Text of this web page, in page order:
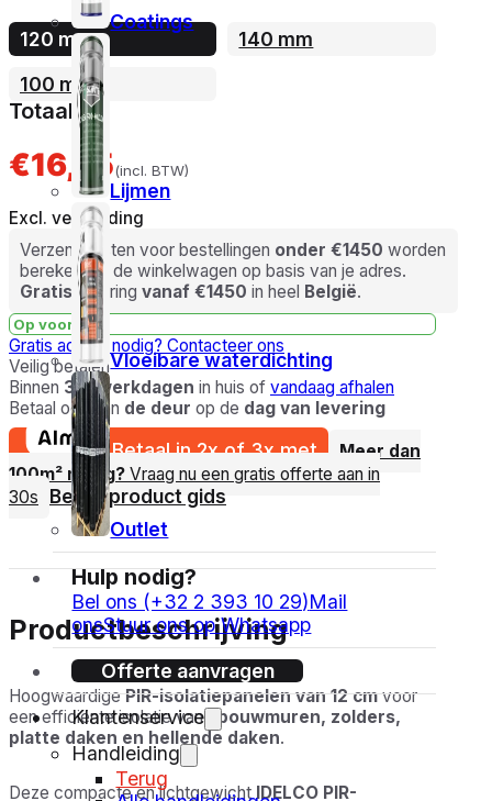
Coatings
Lijmen
Vloeibare waterdichting
Outlet
Hulp nodig?
Bel ons (+32 2 393 10 29)Mail
onsStuur ons op Whatsapp
Offerte aanvragen
Klantenservice
Handleiding
Terug
120 mm
140 mm
100 mm
Totaal
€16,75(incl. BTW)
Excl. verzending
Verzendkosten voor bestellingen onder €1450 worden
berekend in de winkelwagen op basis van je adres.
Gratis levering vanaf €1450 in heel België.
Op voorraad
Gratis advies nodig? Contacteer ons
Veilig betalen
Binnen 3-5 werkdagen in huis of vandaag afhalen
Betaal ook aan de deur op de dag van levering
Betaal in 2x of 3x met
Meer dan
100m² nodig? Vraag nu een gratis offerte aan in
30s
Bekijk product gids
Productbeschrijving
HoogwaardigePIR-isolatiepanelen van 12 cmvoor
een efficiënte isolatie van spouwmuren, zolders,
platte daken en hellende daken.
Deze compacte en lichtgewicht IDELCO PIR-